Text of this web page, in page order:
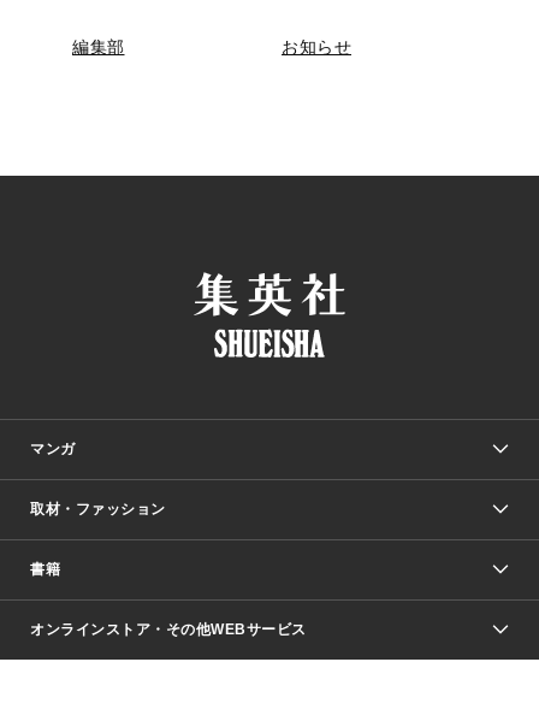
編集部 お知らせ
マンガ
少年マンガ
Vジャンプ
週刊ヤングジャンプ
少女マンガ
取材・ファッション
Seventeen
芸能・情報・スポーツ
書籍
文芸・文庫・総合
オンラインストア・その他WEBサービス